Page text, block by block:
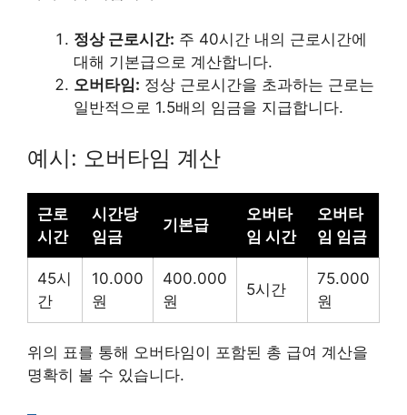
정상 근로시간: 주 40시간 내의 근로시간에
대해 기본급으로 계산합니다.
오버타임: 정상 근로시간을 초과하는 근로는
일반적으로 1.5배의 임금을 지급합니다.
예시: 오버타임 계산
근로
시간
시간당
임금
기본급
오버타
임 시간
오버타
임 임금
45시
간
10.000
원
400.000
원
5시간
75.000
원
위의 표를 통해 오버타임이 포함된 총 급여 계산을
명확히 볼 수 있습니다.